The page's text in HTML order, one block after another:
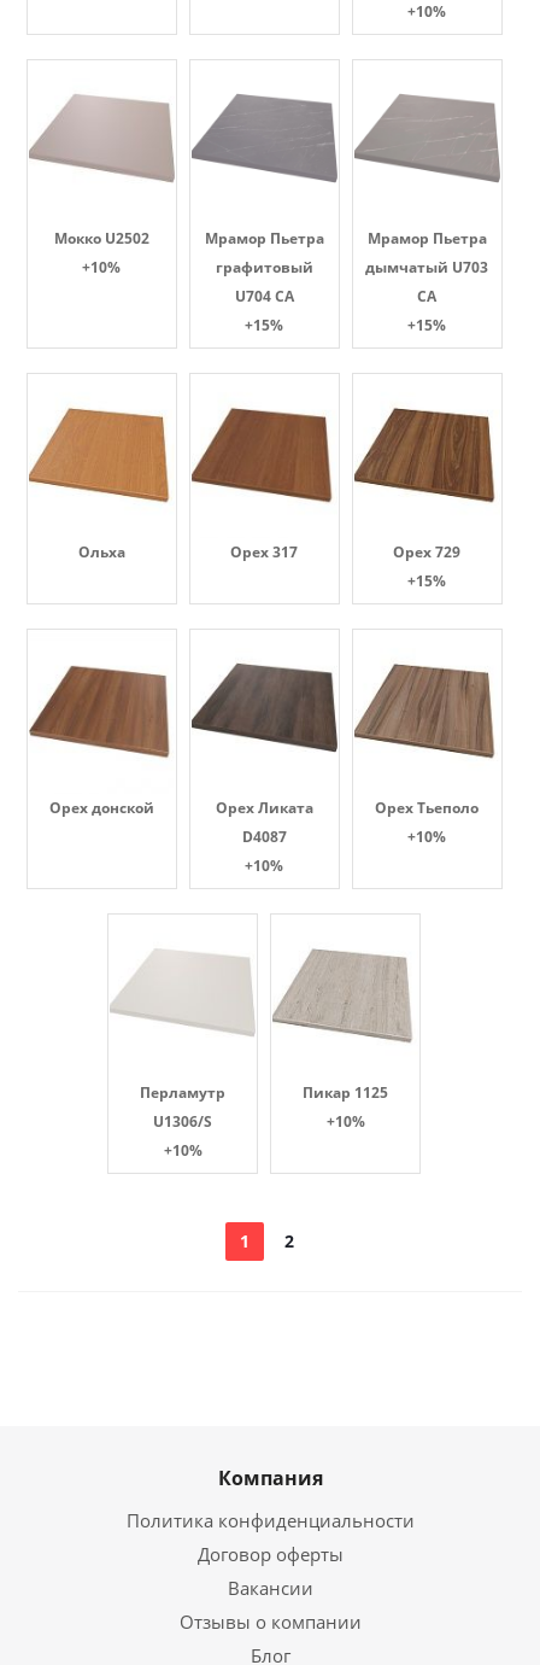
+10%
Мокко U2502
+10%
Мрамор Пьетра
графитовый
U704 CA
+15%
Мрамор Пьетра
дымчатый U703
CA
+15%
Ольха Орех 317
Орех 729
+15%
Орех донской
Орех Ликата
D4087
+10%
Орех Тьеполо
+10%
Перламутр
U1306/S
+10%
Пикар 1125
+10%
1 2
Компания
Политика конфиденциальности
Договор оферты
Вакансии
Отзывы о компании
Блог